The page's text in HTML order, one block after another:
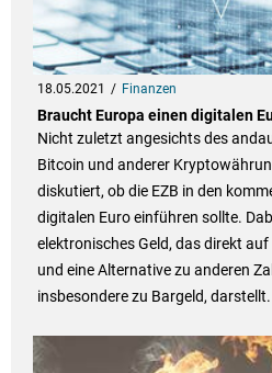
18.05.2021 Finanzen
Braucht Europa einen digitalen
Nicht zuletzt angesichts des
Bitcoin und anderer
diskutiert, ob die EZB in den
digitalen Euro einführen sollte.
elektronisches Geld, das direkt
und eine Alternative zu anderen
insbesondere zu Bargeld, darstellt.